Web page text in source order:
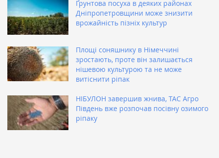
Ґрунтова посуха в деяких районах
Дніпропетровщини може знизити
врожайність пізніх культур
Площі соняшнику в Німеччині
зростають, проте він залишається
нішевою культурою та не може
витіснити ріпак
НІБУЛОН завершив жнива, ТАС Агро
Південь вже розпочав посівну озимого
ріпаку